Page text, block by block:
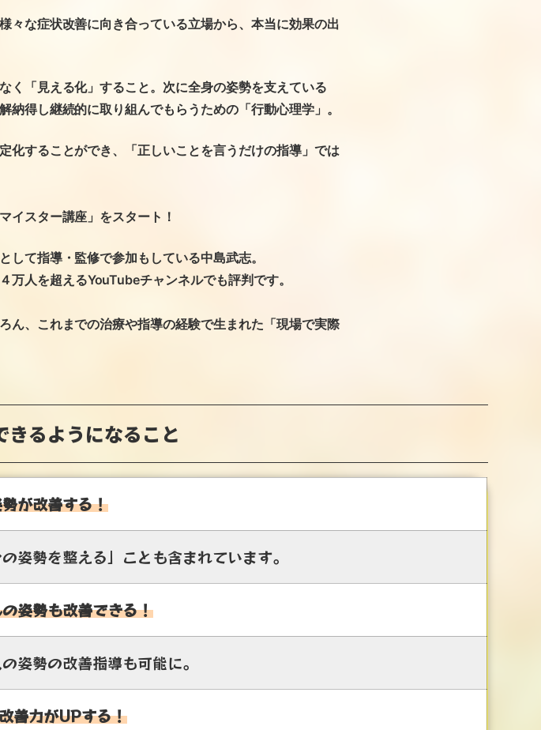
々な症状改善に向き合っている立場から、本当に効果の出
く「見える化」すること。次に全身の姿勢を支えている
納得し継続的に取り組んでもらうための「行動心理学」。
化することができ、「正しいことを言うだけの指導」では
イスター講座」をスタート！
て指導・監修で参加もしている中島武志。
人を超えるYouTubeチャンネルでも評判です。
ん、これまでの治療や指導の経験で生まれた「現場で実際
きるようになること
が改善する！
姿勢を整える」ことも含まれています。
姿勢も改善できる！
姿勢の改善指導も可能に。
善力がUPする！